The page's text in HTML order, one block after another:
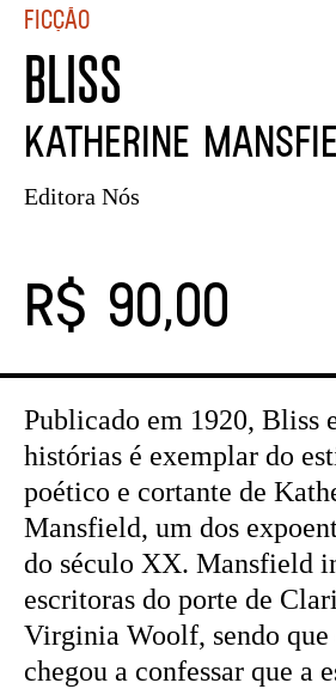
Ficção
BLISS
Katherine
Editora Nós
R$ 90,00
Publicado em 1920, Bliss
histórias é exemplar do
poético e cortante de
Mansfield, um dos
do século XX. Mansfield
escritoras do porte de
Virginia Woolf, sendo que
chegou a confessar que a